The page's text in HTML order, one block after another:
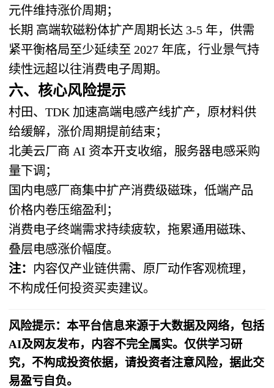
元件维持涨价周期；
长期 高端软磁粉体扩产周期长达 3-5 年，供需
紧平衡格局至少延续至 2027 年底，行业景气持
续性远超以往消费电子周期。
六、核心风险提示
村田、TDK 加速高端电感产线扩产，原材料供
给缓解，涨价周期提前结束；
北美云厂商 AI 资本开支收缩，服务器电感采购
量下调；
国内电感厂商集中扩产消费级磁珠，低端产品
价格内卷压缩盈利；
消费电子终端需求持续疲软，拖累通用磁珠、
叠层电感涨价幅度。
注： 内容仅产业链供需、原厂动作客观梳理，
不构成任何投资买卖建议。
风险提示：本平台信息来源于大数据及网络，包括
AI及网友发布，内容不完全属实。仅供学习研
究，不构成投资依据，请投资者注意风险，据此交
易盈亏自负。